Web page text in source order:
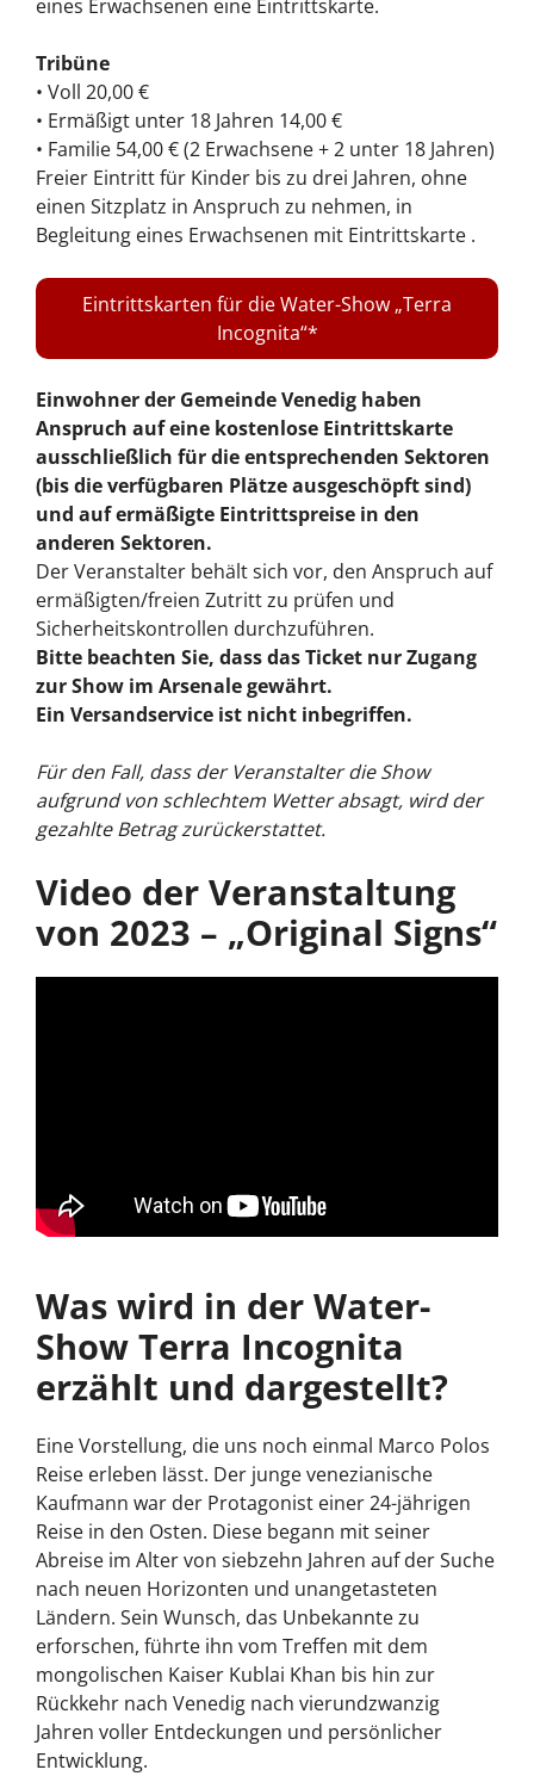
eines Erwachsenen eine Eintrittskarte.
Tribüne
• Voll 20,00 €
• Ermäßigt unter 18 Jahren 14,00 €
• Familie 54,00 € (2 Erwachsene + 2 unter 18 Jahren)
Freier Eintritt für Kinder bis zu drei Jahren, ohne
einen Sitzplatz in Anspruch zu nehmen, in
Begleitung eines Erwachsenen mit Eintrittskarte .
Eintrittskarten für die Water-Show „Terra
Incognita“
Einwohner der Gemeinde Venedig haben
Anspruch auf eine kostenlose Eintrittskarte
ausschließlich für die entsprechenden Sektoren
(bis die verfügbaren Plätze ausgeschöpft sind)
und auf ermäßigte Eintrittspreise in den
anderen Sektoren.
Der Veranstalter behält sich vor, den Anspruch auf
ermäßigten/freien Zutritt zu prüfen und
Sicherheitskontrollen durchzuführen.
Bitte beachten Sie, dass das Ticket nur Zugang
zur Show im Arsenale gewährt.
Ein Versandservice ist nicht inbegriffen.
Für den Fall, dass der Veranstalter die Show
aufgrund von schlechtem Wetter absagt, wird der
gezahlte Betrag zurückerstattet.
Video der Veranstaltung
von 2023 – „Original Signs“
Was wird in der Water-
Show Terra Incognita
erzählt und dargestellt?
Eine Vorstellung, die uns noch einmal Marco Polos
Reise erleben lässt. Der junge venezianische
Kaufmann war der Protagonist einer 24-jährigen
Reise in den Osten. Diese begann mit seiner
Abreise im Alter von siebzehn Jahren auf der Suche
nach neuen Horizonten und unangetasteten
Ländern. Sein Wunsch, das Unbekannte zu
erforschen, führte ihn vom Treffen mit dem
mongolischen Kaiser Kublai Khan bis hin zur
Rückkehr nach Venedig nach vierundzwanzig
Jahren voller Entdeckungen und persönlicher
Entwicklung.